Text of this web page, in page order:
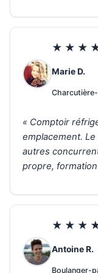
Marie D.
« Comptoir
emplacement.
autres
propre, formation
Antoine R.
Boulanger-